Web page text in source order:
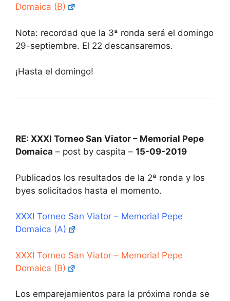
Domaica (B)
Nota: recordad que la 3ª ronda será el domingo
29-septiembre. El 22 descansaremos.
¡Hasta el domingo!
RE: XXXI Torneo San Viator – Memorial Pepe
Domaica – post by caspita – 15-09-2019
Publicados los resultados de la 2ª ronda y los
byes solicitados hasta el momento.
XXXI Torneo San Viator – Memorial Pepe
Domaica (A)
XXXI Torneo San Viator – Memorial Pepe
Domaica (B)
Los emparejamientos para la próxima ronda se